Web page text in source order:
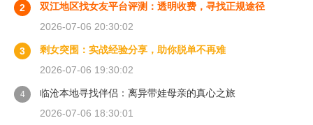
2
双江地区找女友平台评测：透明收费，寻找正规途径
2026-07-06 20:30:02
3
剩女突围：实战经验分享，助你脱单不再难
2026-07-06 19:30:02
4
临沧本地寻找伴侣：离异带娃母亲的真心之旅
2026-07-06 18:30:01